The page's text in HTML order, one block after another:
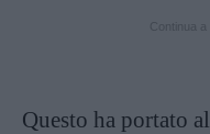
Questo ha portato